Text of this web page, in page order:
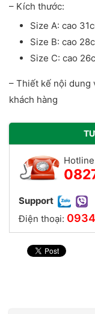
– Kích thước:
Size A: cao
Size B: cao
Size C: cao
– Thiết kế nội dung
khách hàng
Hotline
Support
Điện thoại: